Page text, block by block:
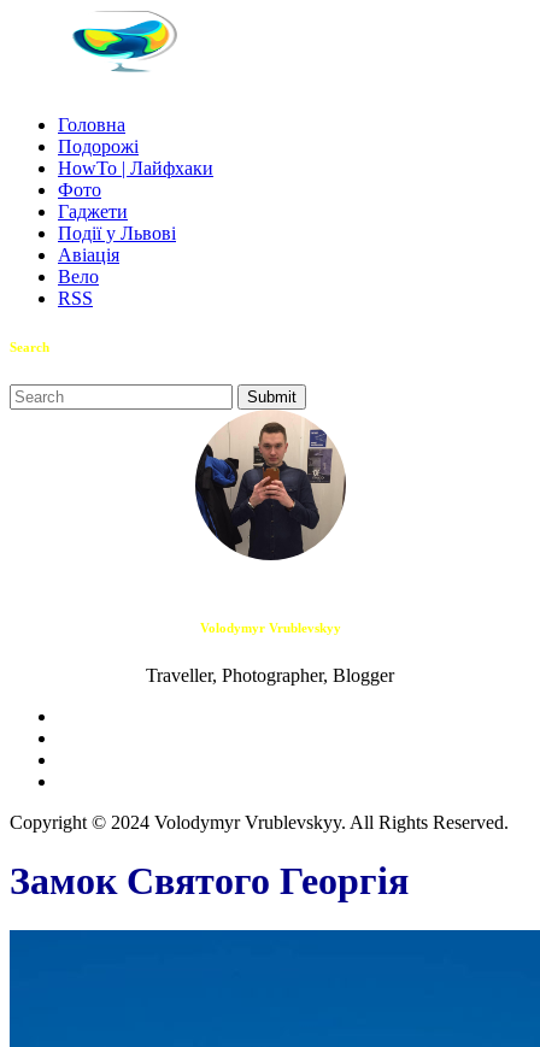
Головна
Подорожі
HowTo | Лайфхаки
Фото
Гаджети
Події у Львові
Авіація
Вело
RSS
Search
Volodymyr Vrublevskyy
Traveller, Photographer, Blogger
Copyright © 2024 Volodymyr Vrublevskyy. All Rights Reserved.
Замок Святого Георгія